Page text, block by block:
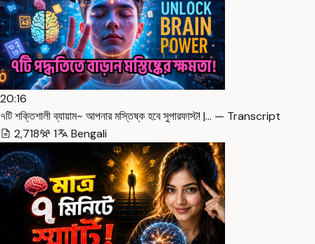
20:16
৭টি শক্তিশালী ব্যায়াম~ আপনার মস্তিষ্ক হবে সুপারফাস্ট! |… — Transcript
2,718
1 Bengali